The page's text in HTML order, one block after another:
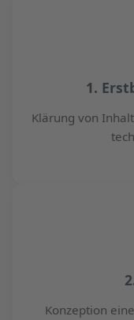
1.
Klärung von
Konzeption